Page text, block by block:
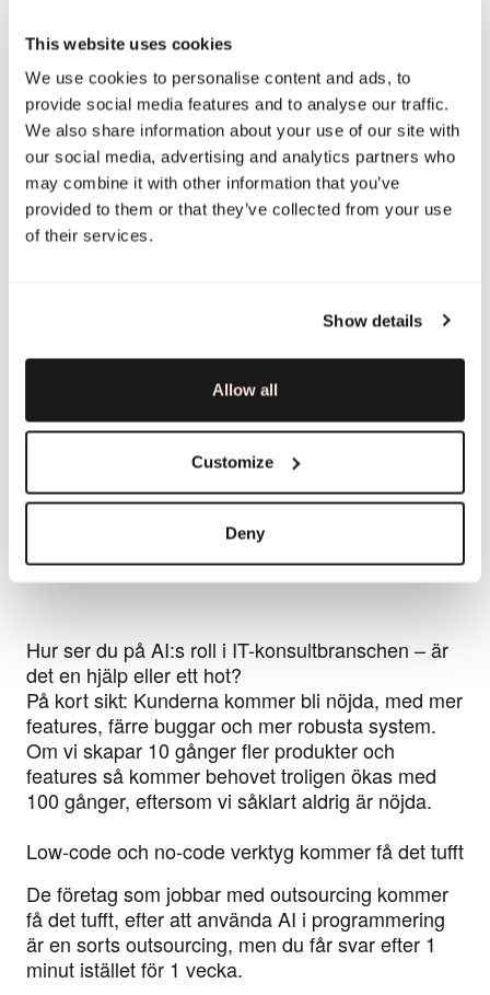
This website uses cookies
We use cookies to personalise content and ads, to
provide social media features and to analyse our traffic.
We also share information about your use of our site with
our social media, advertising and analytics partners who
may combine it with other information that you’ve
provided to them or that they’ve collected from your use
of their services.
Show details
Allow all
Customize
Deny
På kort sikt kommer de
omfamnar AI-assistens få ett klart övertag och de
andra kommer slås ut. AI kommer producera 95%
av koden och systemutvecklar-rollen kommer mer
likna enprojektledares.
På längre sikt: ingen aning.
Hur ser du på AI:s roll i IT-konsultbranschen – är
det en hjälp eller ett hot?
På kort sikt: Kunderna kommer bli nöjda, med mer
features, färre buggar och mer robusta system.
Om vi skapar 10 gånger fler produkter och
features så kommer behovet troligen ökas med
100 gånger, eftersom vi såklart aldrig är nöjda.
Low-code och no-code verktyg kommer få det tufft
De företag som jobbar med outsourcing kommer
få det tufft, efter att använda AI i programmering
är en sorts outsourcing, men du får svar efter 1
minut istället för 1 vecka.